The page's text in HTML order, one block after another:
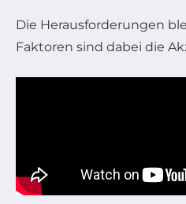
Die Herausforderungen
Faktoren sind dabei die